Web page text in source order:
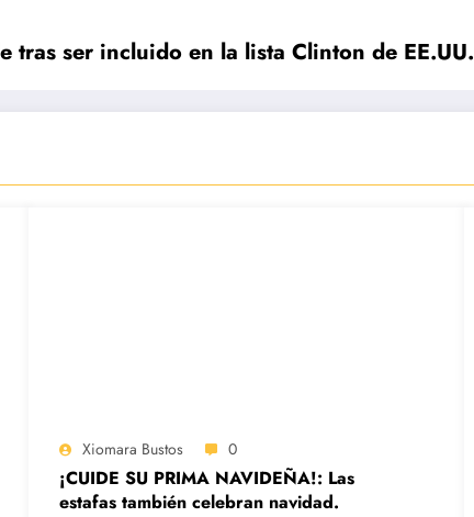
tras ser incluido en la lista Clinton de EE.UU.
Xiomara Bustos 0
¡CUIDE SU PRIMA NAVIDEÑA!: Las
estafas también celebran navidad.